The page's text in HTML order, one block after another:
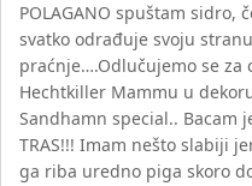
POLAGANO spuštam sidro,
svatko odrađuje svoju
praćnje….Odlučujemo se za
Hechtkiller Mammu u
Sandhamn special.. Bacam
TRAS!!! Imam nešto slabiji
ga riba uredno piga skoro